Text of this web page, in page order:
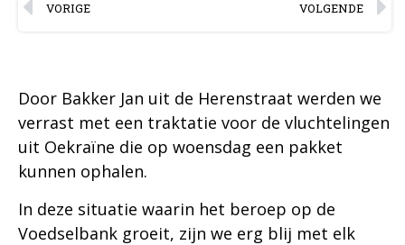
VORIGE VOLGENDE
Door Bakker Jan uit de Herenstraat werden we
verrast met een traktatie voor de vluchtelingen
uit Oekraïne die op woensdag een pakket
kunnen ophalen.
In deze situatie waarin het beroep op de
Voedselbank groeit, zijn we erg blij met elk